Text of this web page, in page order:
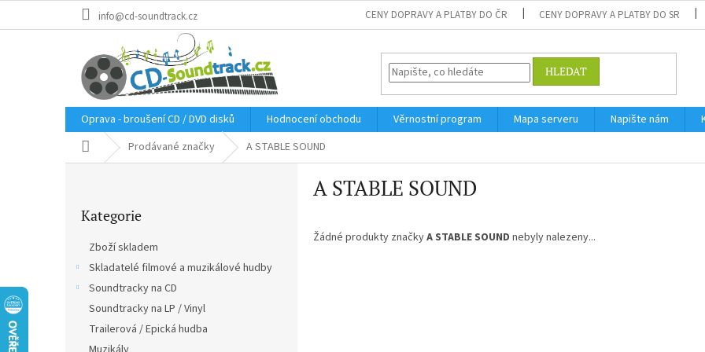
info@cd-soundtrack.cz CENY DOPRAVY A PLATBY DO ČR CENY DOPRAVY A PLATBY DO SR
HLEDAT
Oprava - broušení CD / DVD disků Hodnocení obchodu Věrnostní program Mapa serveru Napište nám
Domů Prodávané značky A STABLE SOUND
kategorie
Kategorie
Zboží skladem
Skladatelé filmové a muzikálové hudby
Soundtracky na CD
Soundtracky na LP / Vinyl
Trailerová / Epická hudba
A STABLE SOUND
Žádné produkty značkyA STABLE SOUND nebyly nalezeny...